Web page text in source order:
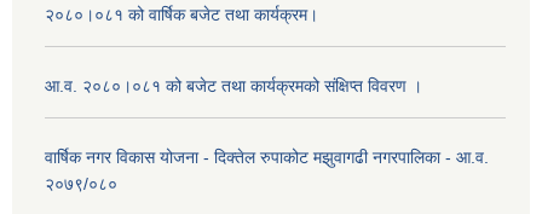
२०८०।०८१ को वार्षिक बजेट तथा कार्यक्रम।
आ.व. २०८०।०८१ को बजेट तथा कार्यक्रमको संक्षिप्त विवरण ।
वार्षिक नगर विकास योजना - दिक्तेल रुपाकोट मझुवागढी नगरपालिका - आ.व.
२०७९/०८०